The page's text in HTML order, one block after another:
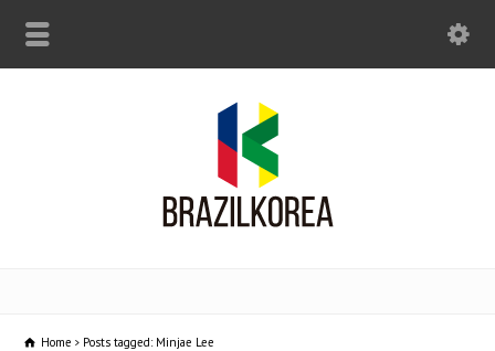
Home Posts tagged: Minjae Lee